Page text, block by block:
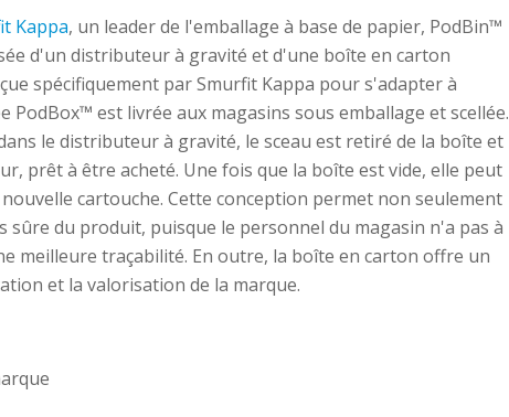
Kappa, un leader de l'emballage à base de papier, PodBin™
d'un distributeur à gravité et d'une boîte en carton
spécifiquement par Smurfit Kappa pour s'adapter à
PodBox™ est livrée aux magasins sous emballage et scellée.
le distributeur à gravité, le sceau est retiré de la boîte et
prêt à être acheté. Une fois que la boîte est vide, elle peut
cartouche. Cette conception permet non seulement
du produit, puisque le personnel du magasin n'a pas à
meilleure traçabilité. En outre, la boîte en carton offre un
et la valorisation de la marque.